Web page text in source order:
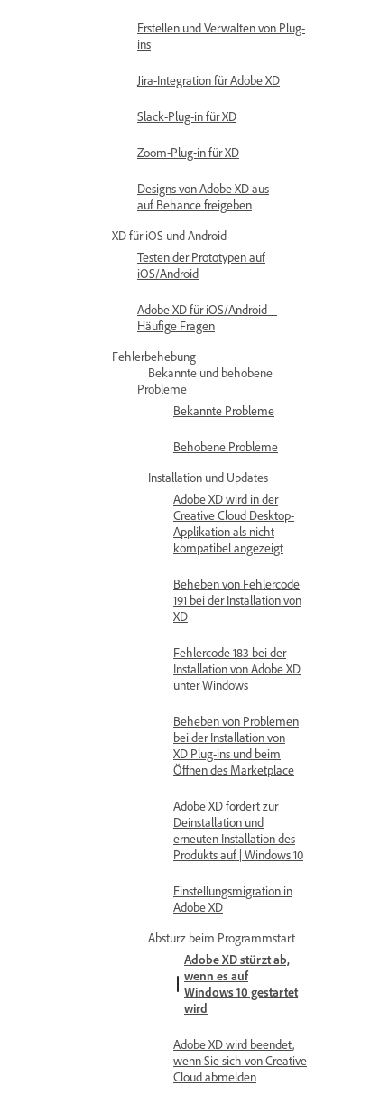
Erstellen und Verwalten von Plug-
ins
Jira-Integration für Adobe XD
Slack-Plug-in für XD
Zoom-Plug-in für XD
Designs von Adobe XD aus
auf Behance freigeben
XD für iOS und Android
Testen der Prototypen auf
iOS/Android
Adobe XD für iOS/Android –
Häufige Fragen
Fehlerbehebung
Bekannte und behobene
Probleme
Bekannte Probleme
Behobene Probleme
Installation und Updates
Adobe XD wird in der
Creative Cloud Desktop-
Applikation als nicht
kompatibel angezeigt
Beheben von Fehlercode
191 bei der Installation von
XD
Fehlercode 183 bei der
Installation von Adobe XD
unter Windows
Beheben von Problemen
bei der Installation von
XD Plug-ins und beim
Öffnen des Marketplace
Adobe XD fordert zur
Deinstallation und
erneuten Installation des
Produkts auf | Windows 10
Einstellungsmigration in
Adobe XD
Absturz beim Programmstart
Adobe XD stürzt ab,
wenn es auf
Windows 10 gestartet
wird
Adobe XD wird beendet,
wenn Sie sich von Creative
Cloud abmelden